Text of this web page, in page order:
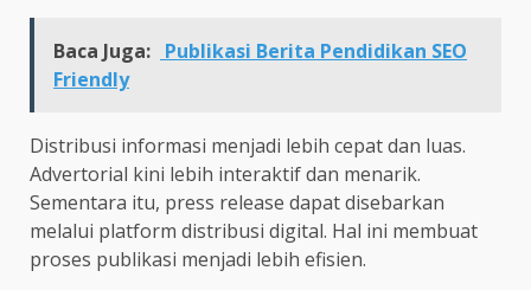
Baca Juga: Publikasi Berita Pendidikan SEO
Friendly
Distribusi informasi menjadi lebih cepat dan luas.
Advertorial kini lebih interaktif dan menarik.
Sementara itu, press release dapat disebarkan
melalui platform distribusi digital. Hal ini membuat
proses publikasi menjadi lebih efisien.